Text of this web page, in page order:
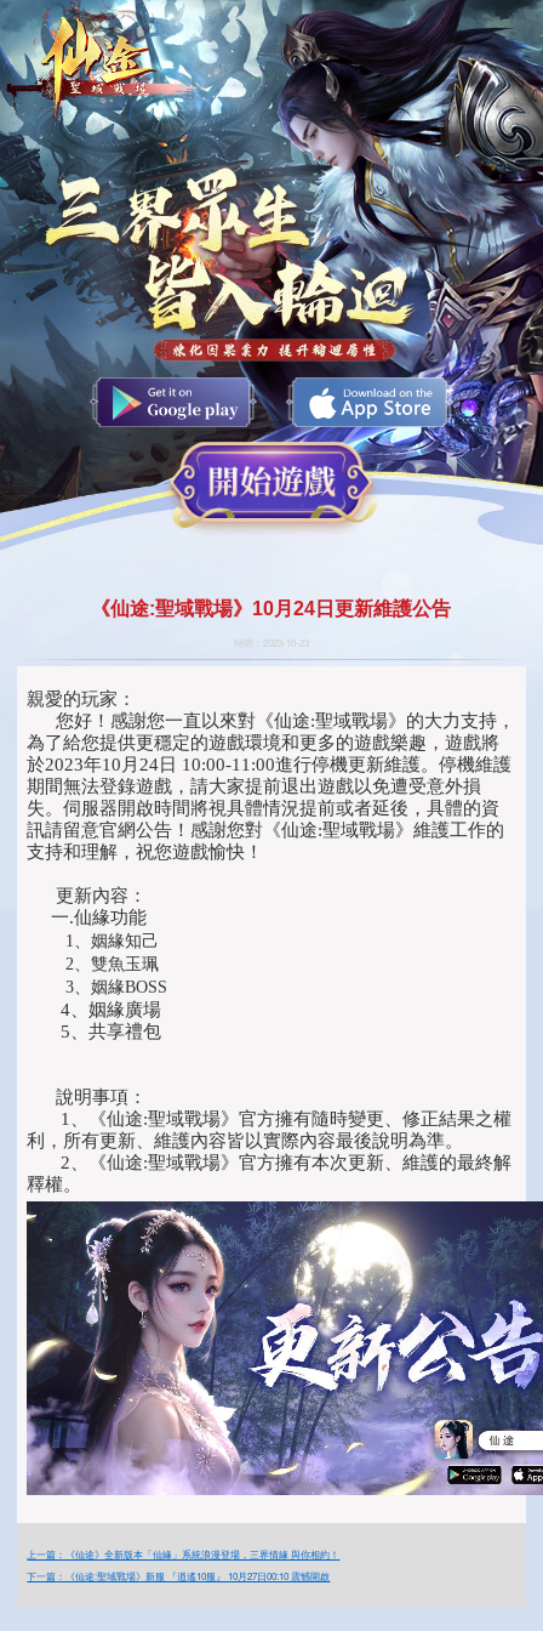
《仙途:聖域戰場》10月24日更新維護公告
時間：2023-10-23
親愛的玩家：
您好！感謝您一直以來對《仙途:聖域戰場》的大力支持，
為了給您提供更穩定的遊戲環境和更多的遊戲樂趣，遊戲將
於2023年10月24日 10:00-11:00進行停機更新維護。停機維護
期間無法登錄遊戲，請大家提前退出遊戲以免遭受意外損
失。伺服器開啟時間將視具體情況提前或者延後，具體的資
訊請留意官網公告！感謝您對《仙途:聖域戰場》維護工作的
支持和理解，祝您遊戲愉快！
更新內容：
一.仙緣功能
1、姻緣知己
2、雙魚玉珮
3、姻緣BOSS
4、姻緣廣場
5、共享禮包
說明事項：
1、《仙途:聖域戰場》官方擁有隨時變更、修正結果之權
利，所有更新、維護內容皆以實際內容最後說明為準。
2、《仙途:聖域戰場》官方擁有本次更新、維護的最終解
釋權。
上一篇：《仙途》全新版本「仙緣」系統浪漫登場，三界情緣 與你相約！
下一篇：《仙途:聖域戰場》新服 『逍遙10服』 10月27日00:10 震憾開啟